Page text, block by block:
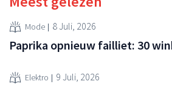
Mode 8 Juli, 2026
Paprika opnieuw failliet: 30
Elektro 9 Juli, 2026